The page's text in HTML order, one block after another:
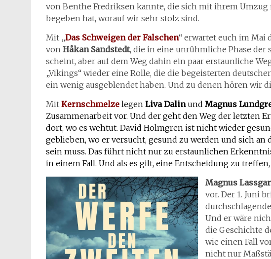
von Benthe Fredriksen kannte, die sich mit ihrem Umzug
begeben hat, worauf wir sehr stolz sind.
Mit „Das Schweigen der Falschen“ erwartet euch im Mai
von Håkan Sandstedt, die in eine unrühmliche Phase
scheint, aber auf dem Weg dahin ein paar erstaunliche
„Vikings“ wieder eine Rolle, die die begeisterten
ein wenig ausgeblendet haben. Und zu denen hören wir
Mit Kernschmelze legen Liva Dalinund Magnus
Zusammenarbeit vor. Und der geht den Weg der letzten
dort, wo es wehtut. David Holmgren ist nicht wieder
geblieben, wo er versucht, gesund zu werden und sich
sein muss. Das führt nicht nur zu erstaunlichen
in einem Fall. Und als es gilt, eine Entscheidung zu
Magnus
vor. Der 1. Juni
Und er wäre
die Geschichte
wie einen Fall
nicht nur